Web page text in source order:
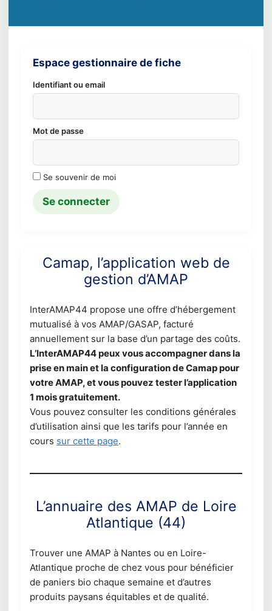
Espace gestionnaire de fiche
Identifiant ou email
Mot de passe
Se souvenir de moi
Camap, l’application web de
gestion d’AMAP
InterAMAP44 propose une offre d’hébergement
mutualisé à vos AMAP/GASAP, facturé
annuellement sur la base d’un partage des coûts.
L’InterAMAP44 peux vous accompagner dans la
prise en main et la configuration de Camap pour
votre AMAP, et vous pouvez tester l’application
1 mois gratuitement.
Vous pouvez consulter les conditions générales
d’utilisation ainsi que les tarifs pour l’année en
cours sur cette page.
L’annuaire des AMAP de Loire
Atlantique (44)
Trouver une AMAP à Nantes ou en Loire-
Atlantique proche de chez vous pour bénéficier
de paniers bio chaque semaine et d’autres
produits paysans équitables et de qualité.